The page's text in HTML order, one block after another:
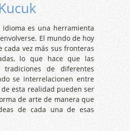
idioma es una herramienta
El mundo de hoy
cada vez más sus fronteras
lo que hace que las
de diferentes
se interrelacionen entre
esta realidad pueden ser
de arte de manera que
de cada una de esas